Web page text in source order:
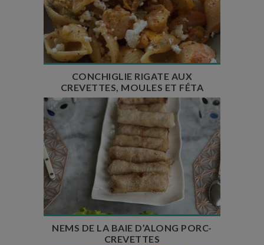
Temps de préparation : 50 min
Temps de cuisson : 20 min
Nombre de couverts : 4
CONCHIGLIE RIGATE AUX
CREVETTES, MOULES ET FÉTA
Temps de préparation : 35 min
Nombre de couverts : 6 à 8
NEMS DE LA BAIE D’ALONG PORC-
CREVETTES